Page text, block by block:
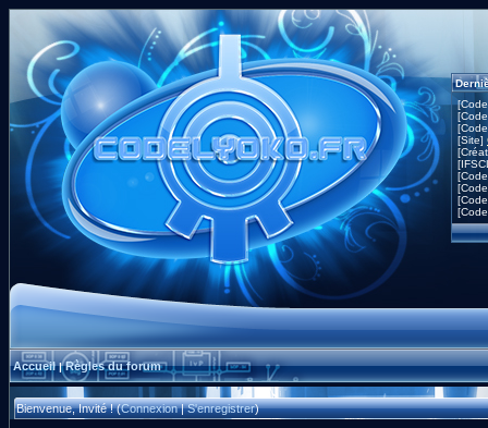
[Site]
Accueil|Règles du forum
Bienvenue, Invité ! (Connexion|S'enregistrer)